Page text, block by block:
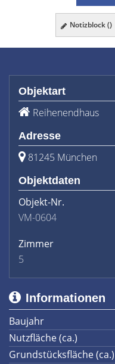
Notizblock ()
Objektart
Reihenendhaus
Adresse
81245 München
Objektdaten
Objekt-Nr.
VM-0604
Zimmer
5
Informationen
Baujahr
Nutzfläche (ca.)
Grundstücksfläche (ca.)